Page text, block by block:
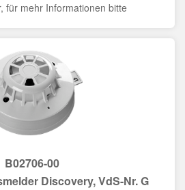
für mehr Informationen bitte
B02706-00
Discovery, VdS-Nr. G